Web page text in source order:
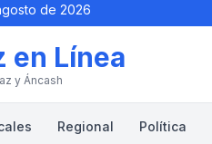
de 2026
en Línea
y Áncash
Regional Política